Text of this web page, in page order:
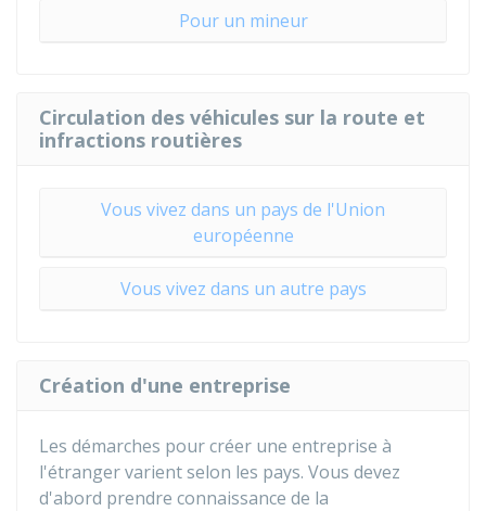
Pour un mineur
Circulation des véhicules sur la route et
infractions routières
Vous vivez dans un pays de l'Union
européenne
Vous vivez dans un autre pays
Création d'une entreprise
Les démarches pour créer une entreprise à
l'étranger varient selon les pays. Vous devez
d'abord prendre connaissance de la